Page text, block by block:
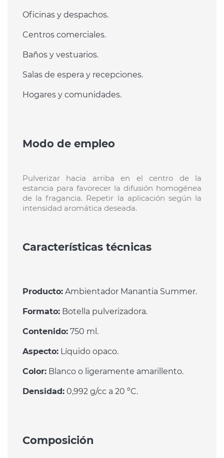
Oficinas y despachos.
Centros comerciales.
Baños y vestuarios.
Salas de espera y recepciones.
Hogares y comunidades.
Modo de empleo
Pulverizar hacia arriba en el centro de la
estancia para favorecer la difusión homogénea
de la fragancia. Repetir la aplicación según la
intensidad aromática deseada.
Características técnicas
Producto: Ambientador Manantia Summer.
Formato: Botella pulverizadora.
Contenido: 750 ml.
Aspecto: Líquido opaco.
Color: Blanco o ligeramente amarillento.
Densidad: 0,992 g/cc a 20 ºC.
Composición